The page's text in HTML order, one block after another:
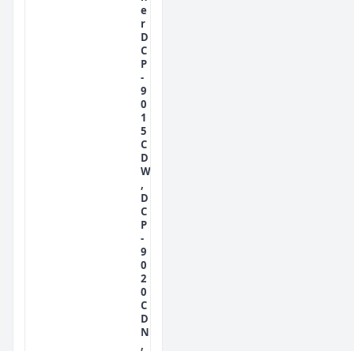
e
r
D
C
P
-
9
0
1
5
C
D
W
,
D
C
P
-
9
0
2
0
C
D
N
,